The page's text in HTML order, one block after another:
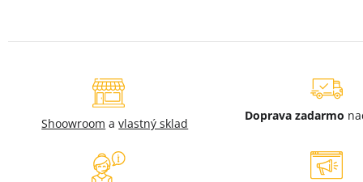
Shoowroom avlastný sklad
Doprava zadarmo